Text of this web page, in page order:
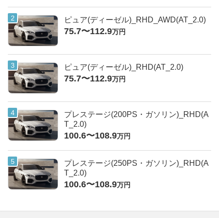
ピュア(ディーゼル)_RHD_AWD(AT_2.0)
75.7〜112.9万円
ピュア(ディーゼル)_RHD(AT_2.0)
75.7〜112.9万円
プレステージ(200PS・ガソリン)_RHD(A
T_2.0)
100.6〜108.9万円
プレステージ(250PS・ガソリン)_RHD(A
T_2.0)
100.6〜108.9万円